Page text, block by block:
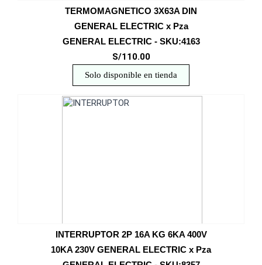
TERMOMAGNETICO 3X63A DIN
GENERAL ELECTRIC x Pza
GENERAL ELECTRIC - SKU:4163
S/110.00
Solo disponible en tienda
INTERRUPTOR 2P 16A KG 6KA 400V
10KA 230V GENERAL ELECTRIC x Pza